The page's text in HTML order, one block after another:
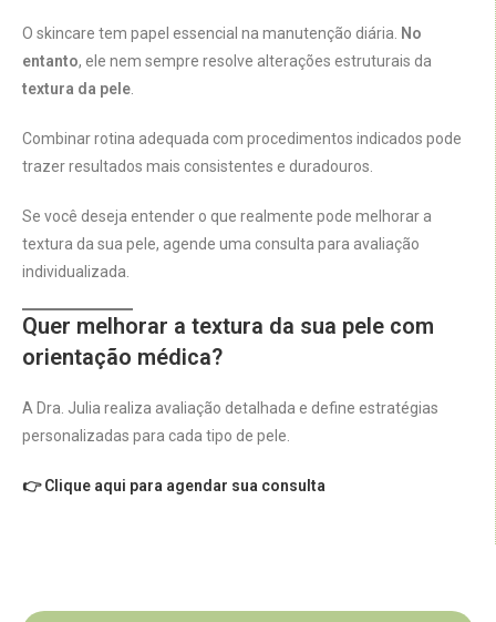
O skincare tem papel essencial na manutenção diária. No
entanto, ele nem sempre resolve alterações estruturais da
textura da pele.
Combinar rotina adequada com procedimentos indicados pode
trazer resultados mais consistentes e duradouros.
Se você deseja entender o que realmente pode melhorar a
textura da sua pele, agende uma consulta para avaliação
individualizada.
Quer melhorar a textura da sua pele com
orientação médica?
A Dra. Julia realiza avaliação detalhada e define estratégias
personalizadas para cada tipo de pele.
👉 Clique aqui para agendar sua consulta